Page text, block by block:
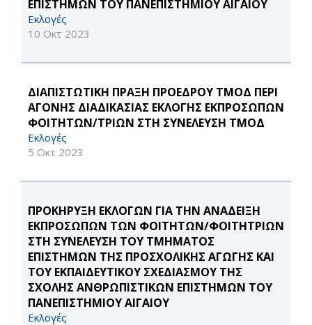
ΕΠΙΣΤΗΜΩΝ ΤΟΥ ΠΑΝΕΠΙΣΤΗΜΙΟΥ ΑΙΓΑΙΟΥ
Εκλογές
10 Οκτ 2023
ΔΙΑΠΙΣΤΩΤΙΚΗ ΠΡΑΞΗ ΠΡΟΕΔΡΟΥ ΤΜΟΔ ΠΕΡΙ
ΑΓΟΝΗΣ ΔΙΑΔΙΚΑΣΙΑΣ ΕΚΛΟΓΗΣ ΕΚΠΡΟΣΩΠΩΝ
ΦΟΙΤΗΤΩΝ/ΤΡΙΩΝ ΣΤΗ ΣΥΝΕΛΕΥΣΗ ΤΜΟΔ
Εκλογές
5 Οκτ 2023
ΠΡΟΚΗΡΥΞΗ ΕΚΛΟΓΩΝ ΓΙΑ ΤΗΝ ΑΝΑΔΕΙΞΗ
ΕΚΠΡΟΣΩΠΩΝ ΤΩΝ ΦΟΙΤΗΤΩΝ/ΦΟΙΤΗΤΡΙΩΝ
ΣΤΗ ΣΥΝΕΛΕΥΣΗ ΤΟΥ ΤΜΗΜΑΤΟΣ
ΕΠΙΣΤΗΜΩΝ ΤΗΣ ΠΡΟΣΧΟΛΙΚΗΣ ΑΓΩΓΗΣ ΚΑΙ
ΤΟΥ ΕΚΠΑΙΔΕΥΤΙΚΟΥ ΣΧΕΔΙΑΣΜΟΥ ΤΗΣ
ΣΧΟΛΗΣ ΑΝΘΡΩΠΙΣΤΙΚΩΝ ΕΠΙΣΤΗΜΩΝ ΤΟΥ
ΠΑΝΕΠΙΣΤΗΜΙΟΥ ΑΙΓΑΙΟΥ
Εκλογές